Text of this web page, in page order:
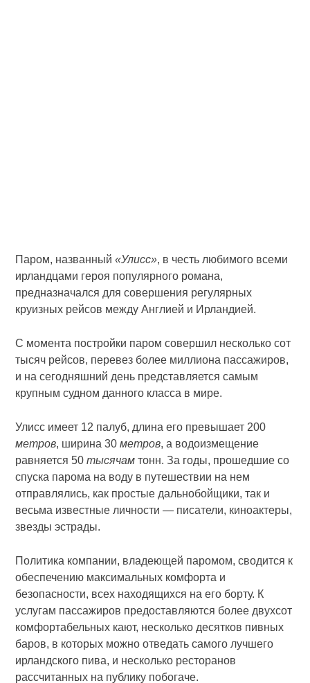
Паром, названный«Улисс», в честь любимого всеми
ирландцами героя популярного романа,
предназначался для совершения регулярных
круизных рейсов между Англией и Ирландией.
С момента постройки паром совершил несколько сот
тысяч рейсов, перевез более миллиона пассажиров,
и на сегодняшний день представляется самым
крупным судном данного класса в мире.
Улисс имеет 12 палуб, длина его превышает 200
метров, ширина 30метров, а водоизмещение
равняется 50тысячам тонн. За годы, прошедшие со
спуска парома на воду в путешествии на нем
отправлялись, как простые дальнобойщики, так и
весьма известные личности — писатели, киноактеры,
звезды эстрады.
Политика компании, владеющей паромом, сводится к
обеспечению максимальных комфорта и
безопасности, всех находящихся на его борту. К
услугам пассажиров предоставляются более двухсот
комфортабельных кают, несколько десятков пивных
баров, в которых можно отведать самого лучшего
ирландского пива, и несколько ресторанов
рассчитанных на публику побогаче.